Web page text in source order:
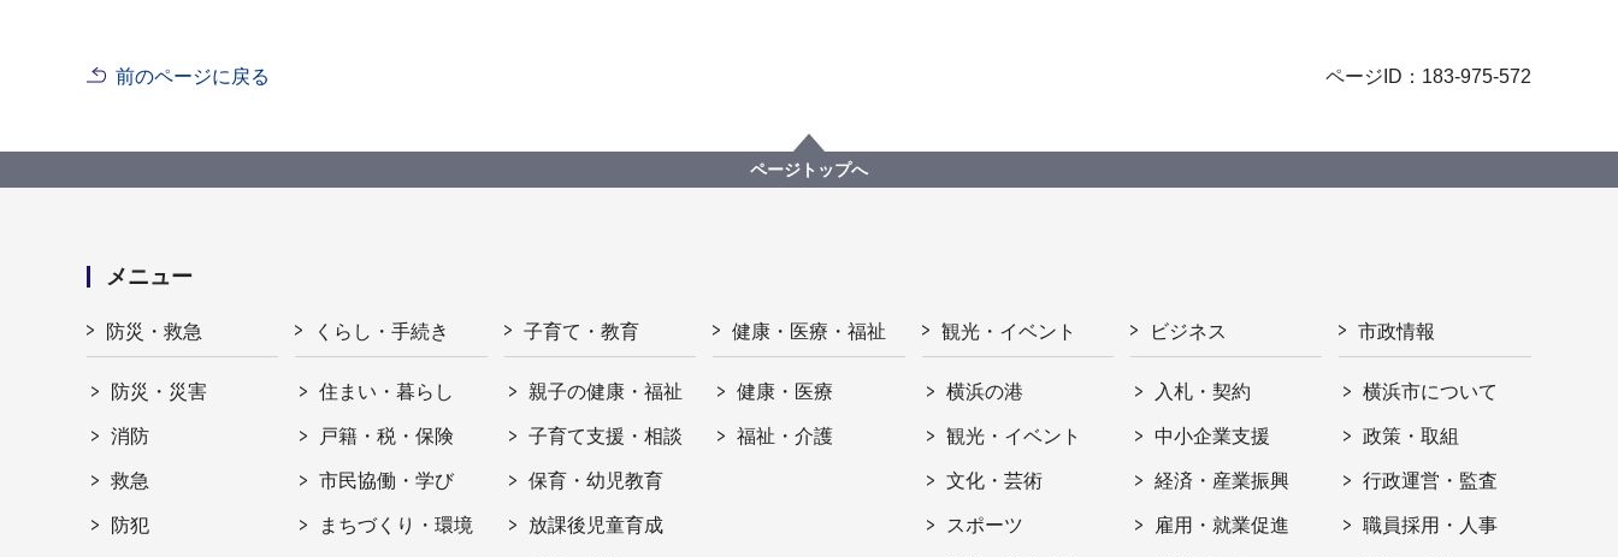
前のページに戻る ページID：183-975-572
ページトップへ
メニュー
防災・救急
防災・災害
消防
救急
防犯
くらし・手続き
住まい・暮らし
戸籍・税・保険
市民協働・学び
まちづくり・環境
子育て・教育
親子の健康・福祉
子育て支援・相談
保育・幼児教育
放課後児童育成
健康・医療・福祉
健康・医療
福祉・介護
観光・イベント
横浜の港
観光・イベント
文化・芸術
スポーツ
ビジネス
入札・契約
中小企業支援
経済・産業振興
雇用・就業促進
市政情報
横浜市について
政策・取組
行政運営・監査
職員採用・人事